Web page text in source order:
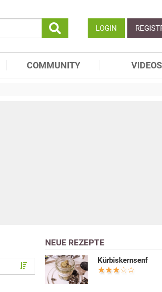
LOGIN
COMMUNITY VIDEOS
NEUE REZEPTE
Kürbiskernsenf